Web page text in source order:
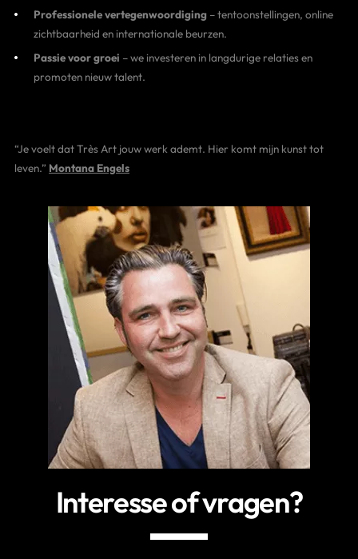
Professionele vertegenwoordiging – tentoonstellingen, online
zichtbaarheid en internationale beurzen.
Passie voor groei – we investeren in langdurige relaties en
promoten nieuw talent.
“Je voelt dat Très Art jouw werk ademt. Hier komt mijn kunst tot
leven.” Montana Engels
Interesse of vragen?